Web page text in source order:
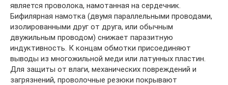
является проволока, намотанная на сердечник.
Бифилярная намотка (двумя параллельными проводами,
изолированными друг от друга, или обычным
двужильным проводом) снижает паразитную
индуктивность. К концам обмотки присоединяют
выводы из многожильной меди или латунных пластин.
Для защиты от влаги, механических повреждений и
загрязнений, проволочные резюки покрывают